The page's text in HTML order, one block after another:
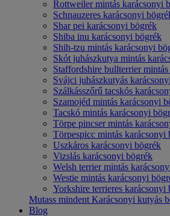
Rottweiler mintás karácsonyi
Schnauzeres karácsonyi
Shar pei karácsonyi bögrék
Shiba inu karácsonyi bögrék
Shih-tzu mintás karácsonyi
Skót juhászkutya mintás
Staffordshire bullterrier
Svájci juhászkutyás
Szálkásszőrű tacskós
Szamojéd mintás karácsonyi
Tacskó mintás karácsonyi
Törpe pincser mintás
Törpespicc mintás karácsonyi
Uszkáros karácsonyi bögrék
Vizslás karácsonyi bögrék
Welsh terrier mintás
Westie mintás karácsonyi
Yorkshire terrieres karácsonyi
Mutass mindent Karácsonyi kutyás
Blog